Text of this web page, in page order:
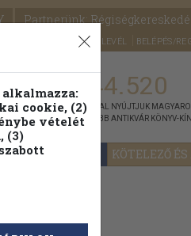
Partnerünk:
SEGÍTSÉG HÍRLEVÉL BELÉPÉS/
OLVASMÁNYOK KÖTELEZŐ
fa 1.144.520
KIADVÁNNYAL NYÚJTJUK
LEGNAGYOBB ANTIKVÁR KÖNYV-
cookie, (2)
vételét
(3)